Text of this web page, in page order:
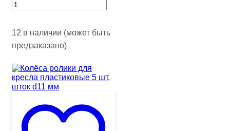
12 в наличии (может быть
предзаказано)